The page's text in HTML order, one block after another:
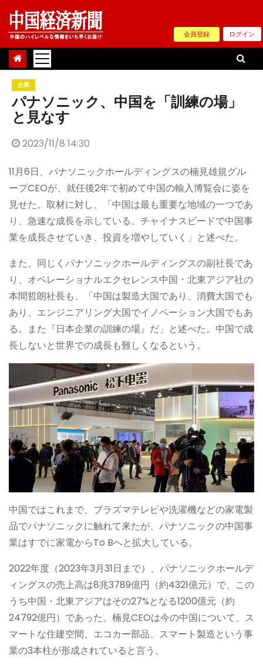
Skip
content
会員登録 ログイン
企業
パナソニック、中国を「訓練の場」
と見なす
2023/11/8 14:30
11月6日、パナソニックホールディングスの楠見雄規グル
ープCEOが、就任後2年で初めて中国の輸入博覧会に姿を
見せた。取材に対し、「中国は最も重要な地域の一つであ
り、急速な成長を示している。チャイナスピードで中国事
業を成長させていき、投資を増やしていく」と述べた。
また、同じくパナソニックホールディングスの副社長であ
り、オペレーショナルエクセレンス中国・北東アジア社の
本間哲朗社長も、「中国は製造大国であり、消費大国でも
あり、エンジニアリング大国でイノベーション大国でもあ
る。また『日本企業の訓練の場』だ」と述べた。中国で成
長しないと世界での成長も難しくなるという。
中国ではこれまで、プラズマテレビや洗濯機などの家電製
品でパナソニックに触れて来たが、パナソニックの中国事
業はすでに家電からTo Bへと拡大している。
2022年度（2023年3月31日まで）、パナソニックホールデ
ィングスの売上高は8兆3789億円（約4321億元）で、この
うち中国・北東アジアはその27%となる1200億元（約
24792億円）であった。楠見CEOは今の中国について、ス
マートな住建空間、エコカー部品、スマート製造という事
業の3本柱が形成されていると言う。